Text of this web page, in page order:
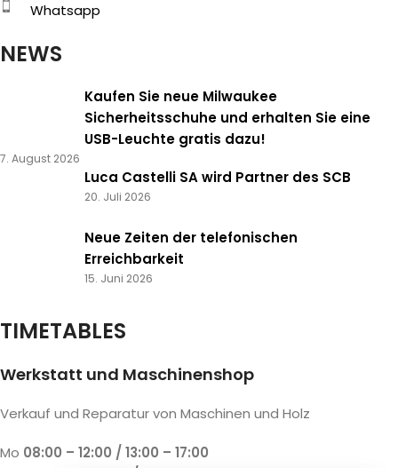
Whatsapp
NEWS
Kaufen Sie neue Milwaukee
Sicherheitsschuhe und erhalten Sie eine
USB-Leuchte gratis dazu!
7. August 2026
Luca Castelli SA wird Partner des SCB
20. Juli 2026
Neue Zeiten der telefonischen
Erreichbarkeit
15. Juni 2026
TIMETABLES
Werkstatt und Maschinenshop
Verkauf und Reparatur von Maschinen und Holz
Mo 08:00 – 12:00 / 13:00 – 17:00